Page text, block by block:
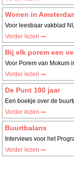
Wonen in
Voor leesbaar vakblad
Verder lezen
Bij elk porem een
Voor Porem van Mokum
Verder lezen
De Punt 100 jaar
Een boekje over de
Verder lezen
Buurtbalans
Interviews voor het
Verder lezen